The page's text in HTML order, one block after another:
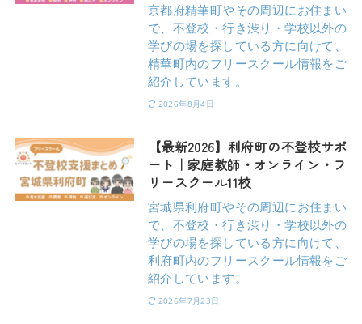
京都府精華町やその周辺にお住まい
で、不登校・行き渋り・学校以外の
学びの場を探している方に向けて、
精華町内のフリースクール情報をご
紹介しています。
2026年8月4日
【最新2026】利府町の不登校サポ
ート｜家庭教師・オンライン・フ
リースクール11校
宮城県利府町やその周辺にお住まい
で、不登校・行き渋り・学校以外の
学びの場を探している方に向けて、
利府町内のフリースクール情報をご
紹介しています。
2026年7月23日